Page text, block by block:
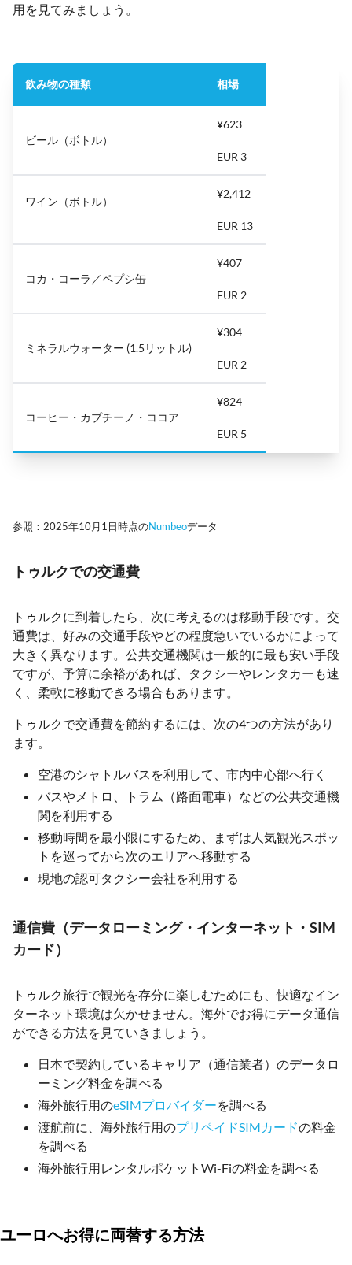
用を見てみましょう。
飲み物の種類 相場
ビール（ボトル）
¥623
EUR 3
ワイン（ボトル）
¥2,412
EUR 13
コカ・コーラ／ペプシ缶
¥407
EUR 2
ミネラルウォーター (1.5リットル)
¥304
EUR 2
コーヒー・カプチーノ・ココア
¥824
EUR 5
参照：2025年10月1日時点のNumbeoデータ
トゥルクでの交通費
トゥルクに到着したら、次に考えるのは移動手段です。交
通費は、好みの交通手段やどの程度急いでいるかによって
大きく異なります。公共交通機関は一般的に最も安い手段
ですが、予算に余裕があれば、タクシーやレンタカーも速
く、柔軟に移動できる場合もあります。
トゥルクで交通費を節約するには、次の4つの方法があり
ます。
空港のシャトルバスを利用して、市内中心部へ行く
バスやメトロ、トラム（路面電車）などの公共交通機
関を利用する
移動時間を最小限にするため、まずは人気観光スポッ
トを巡ってから次のエリアへ移動する
現地の認可タクシー会社を利用する
通信費（データローミング・インターネット・SIM
カード）
トゥルク旅行で観光を存分に楽しむためにも、快適なイン
ターネット環境は欠かせません。海外でお得にデータ通信
ができる方法を見ていきましょう。
日本で契約しているキャリア（通信業者）のデータロ
ーミング料金を調べる
海外旅行用のeSIMプロバイダーを調べる
渡航前に、海外旅行用のプリペイドSIMカードの料金
を調べる
海外旅行用レンタルポケットWi-Fiの料金を調べる
ユーロへお得に両替する方法